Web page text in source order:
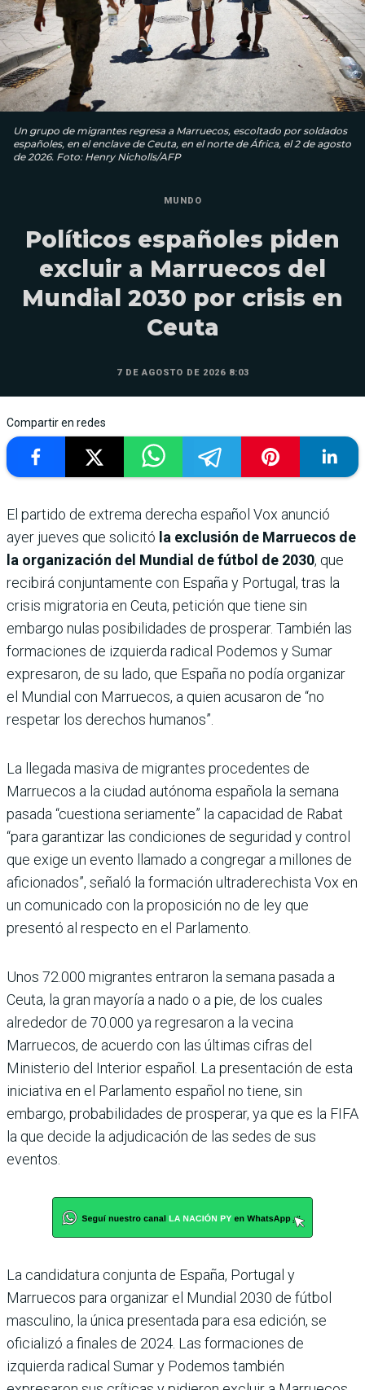
Un grupo de migrantes regresa a Marruecos, escoltado por soldados
españoles, en el enclave de Ceuta, en el norte de África, el 2 de agosto
de 2026. Foto: Henry Nicholls/AFP
MUNDO
Políticos españoles piden
excluir a Marruecos del
Mundial 2030 por crisis en
Ceuta
7 DE AGOSTO DE 2026 8:03
Compartir en redes
El partido de extrema derecha español Vox anunció
ayer jueves que solicitó la exclusión de Marruecos de
la organización del Mundial de fútbol de 2030, que
recibirá conjuntamente con España y Portugal, tras la
crisis migratoria en Ceuta, petición que tiene sin
embargo nulas posibilidades de prosperar. También las
formaciones de izquierda radical Podemos y Sumar
expresaron, de su lado, que España no podía organizar
el Mundial con Marruecos, a quien acusaron de “no
respetar los derechos humanos”.
La llegada masiva de migrantes procedentes de
Marruecos a la ciudad autónoma española la semana
pasada “cuestiona seriamente” la capacidad de Rabat
“para garantizar las condiciones de seguridad y control
que exige un evento llamado a congregar a millones de
aficionados”, señaló la formación ultraderechista Vox en
un comunicado con la proposición no de ley que
presentó al respecto en el Parlamento.
Unos 72.000 migrantes entraron la semana pasada a
Ceuta, la gran mayoría a nado o a pie, de los cuales
alrededor de 70.000 ya regresaron a la vecina
Marruecos, de acuerdo con las últimas cifras del
Ministerio del Interior español. La presentación de esta
iniciativa en el Parlamento español no tiene, sin
embargo, probabilidades de prosperar, ya que es la FIFA
la que decide la adjudicación de las sedes de sus
eventos.
La candidatura conjunta de España, Portugal y
Marruecos para organizar el Mundial 2030 de fútbol
masculino, la única presentada para esa edición, se
oficializó a finales de 2024. Las formaciones de
izquierda radical Sumar y Podemos también